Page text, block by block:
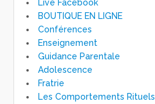
Live Facebook
BOUTIQUE EN LIGNE
Conférences
Enseignement
Guidance Parentale
Adolescence
Fratrie
Les Comportements Rituels